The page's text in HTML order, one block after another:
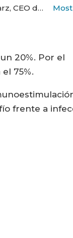
Foto: Salmonexpert.
20%. Por el
75%.
frente a